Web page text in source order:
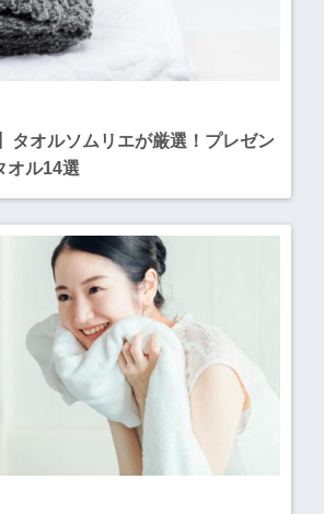
タオルソムリエが厳選！プレゼン
オル14選